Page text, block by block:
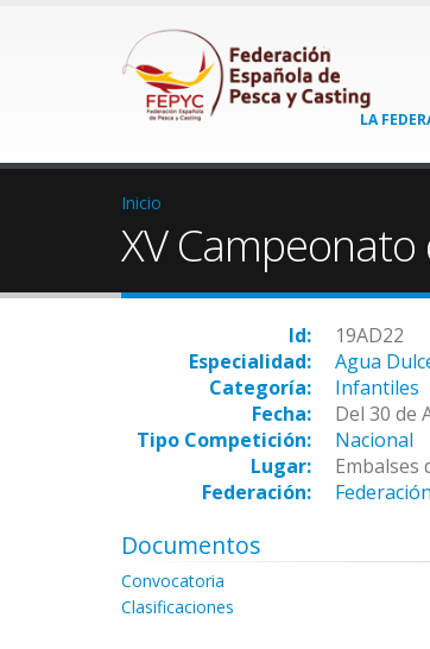
LA
Inicio
XV
Id:
19AD22
Especialidad:
Agua
Categoría:
Infantiles
Fecha:
Del 30 de
Tipo Competición:
Nacional
Lugar:
Embalses
Federación:
Documentos
Convocatoria
Clasificaciones